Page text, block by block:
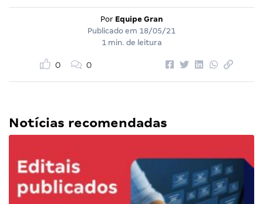
Por Equipe Gran
Publicado em 18/05/21
1 min. de leitura
0 0
Notícias recomendadas